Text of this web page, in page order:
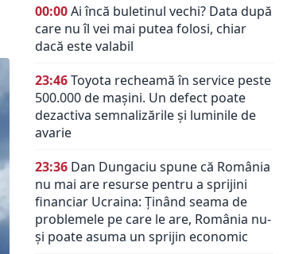
00:00Ai încă buletinul vechi? Data după
care nu îl vei mai putea folosi, chiar
dacă este valabil
23:46Toyota recheamă în service peste
500.000 de mașini. Un defect poate
dezactiva semnalizările și luminile de
avarie
23:36 Dan Dungaciu spune că România
nu mai are resurse pentru a sprijini
financiar Ucraina: Ținând seama de
problemele pe care le are, România nu-
și poate asuma un sprijin economic